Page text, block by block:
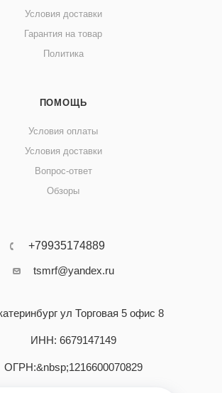
Условия доставки
Гарантия на товар
Политика
ПОМОЩЬ
Условия оплаты
Условия доставки
Вопрос-ответ
Обзоры
+79935174889
tsmrf@yandex.ru
ул Торговая 5 офис 8
ИНН: 6679147149
ОГРН:&nbsp;1216600070829